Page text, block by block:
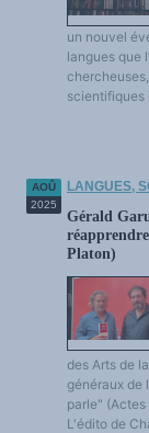
un nouvel
langues que
scientifiques
AOÛ
2025
LANGUES,
Gérald
Platon)
des Arts de
généraux de
parle"
L'édito de